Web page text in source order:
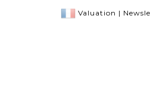
Valuation |